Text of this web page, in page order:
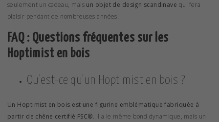
seulement un cadeau, mais un objet de design scandinave qui fera
plaisir pendant de nombreuses années.
FAQ : Questions fréquentes sur les
Hoptimist en bois
Qu'est-ce qu'un Hoptimist en bois ?
Un Hoptimist en bois est une figurine emblématique fabriquée à
partir de chêne certifié FSC®. Il a le même bond dynamique, mais un